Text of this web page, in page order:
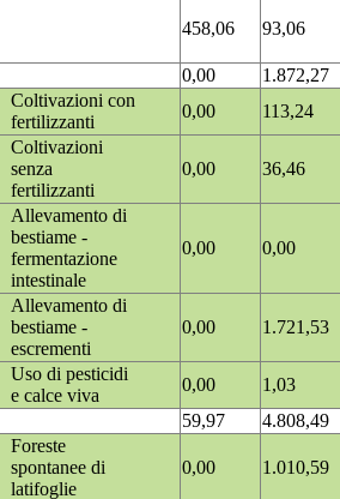
458,06 93,06
0,00
1.872,27
Coltivazioni con
fertilizzanti
0,00
113,24
Coltivazioni
senza
fertilizzanti
0,00 36,46
Allevamento di
bestiame -
fermentazione
intestinale
0,00 0,00
Allevamento di
bestiame -
escrementi
0,00 1.721,53
Uso di pesticidi
e calce viva
0,00
1,03
59,97
4.808,49
Foreste
spontanee di
latifoglie
0,00 1.010,59